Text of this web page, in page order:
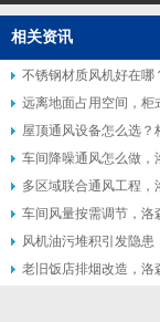
相关资讯